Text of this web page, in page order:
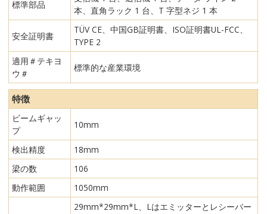
標準部品
本、直角ラック 1 台、T 字型ネジ 1 本
安全証明書
TÜV CE、中国GB証明書、ISO証明書UL-FCC、
TYPE 2
適用＃テキヨ
ウ＃
標準的な産業環境
特徴
ビームギャッ
プ
10mm
検出精度
18mm
梁の数
106
動作範囲
1050mm
29mm*29mm*L、Lはエミッターとレシーバー